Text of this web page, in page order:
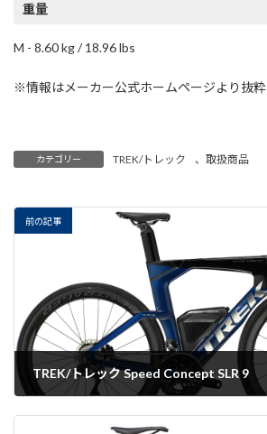
重量
M - 8.60 kg / 18.96 lbs
※情報はメーカー公式ホームページより抜粋
カテゴリー TREK/トレック 、 取扱商品
前の記事
TREK/トレック Speed Concept SLR 9